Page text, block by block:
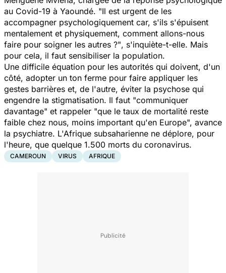
au Covid-19 à Yaoundé. "Il est urgent de les
accompagner psychologiquement car, s'ils s'épuisent
mentalement et physiquement, comment allons-nous
faire pour soigner les autres ?", s'inquiète-t-elle. Mais
pour cela, il faut sensibiliser la population.
Une difficile équation pour les autorités qui doivent, d'un
côté, adopter un ton ferme pour faire appliquer les
gestes barrières et, de l'autre, éviter la psychose qui
engendre la stigmatisation. Il faut "communiquer
davantage" et rappeler "que le taux de mortalité reste
faible chez nous, moins important qu'en Europe", avance
la psychiatre. L'Afrique subsaharienne ne déplore, pour
l'heure, que quelque 1.500 morts du coronavirus.
CAMEROUN VIRUS AFRIQUE